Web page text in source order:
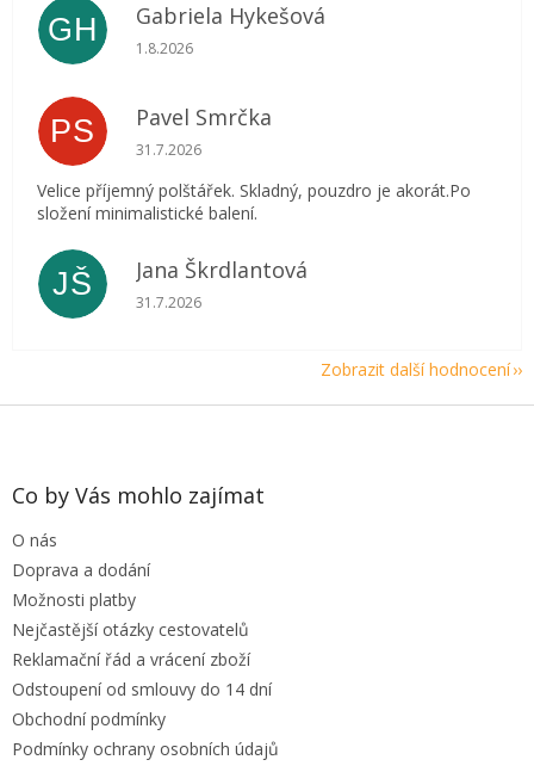
GH Gabriela Hykešová
Hodnocení obchodu je 5 z 5 hvězdiček.
1.8.2026
PS Pavel Smrčka
Hodnocení obchodu je 5 z 5 hvězdiček.
31.7.2026
Velice příjemný polštářek. Skladný, pouzdro je akorát.Po
složení minimalistické balení.
JŠ Jana Škrdlantová
Hodnocení obchodu je 5 z 5 hvězdiček.
31.7.2026
Zobrazit další hodnocení
Z
Co by Vás mohlo zajímat
O nás
Doprava a dodání
Možnosti platby
Nejčastější otázky cestovatelů
Reklamační řád a vrácení zboží
Odstoupení od smlouvy do 14 dní
Obchodní podmínky
Podmínky ochrany osobních údajů